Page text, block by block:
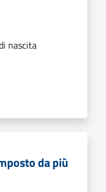
nascita
da più